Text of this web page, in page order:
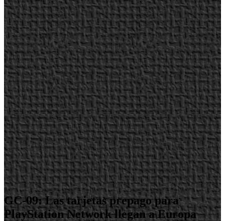
GC-09: Las tarjetas prepago para
PlayStation Network llegan a Europa